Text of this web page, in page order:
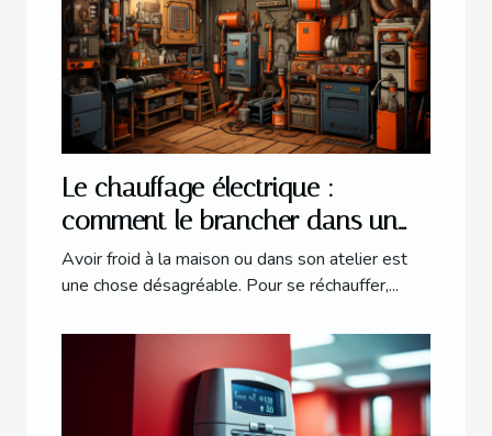
Le chauffage électrique :
comment le brancher dans un
atelier ?
Avoir froid à la maison ou dans son atelier est
une chose désagréable. Pour se réchauffer,...